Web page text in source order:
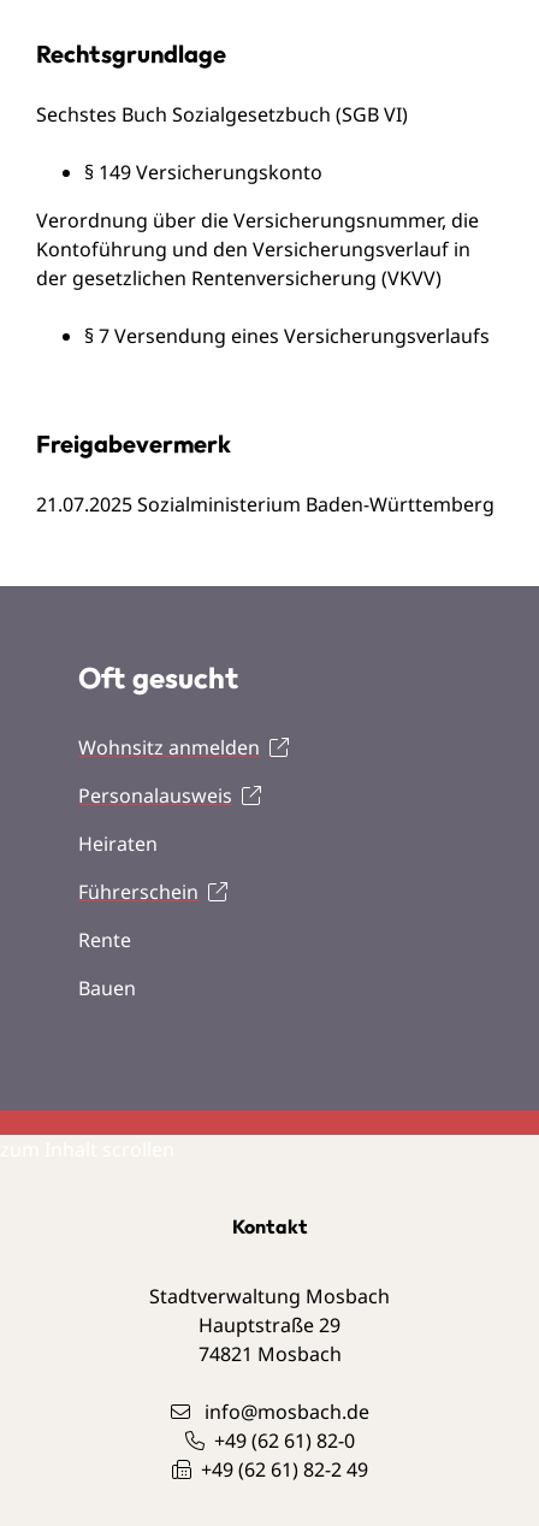
Rechtsgrundlage
Sechstes Buch Sozialgesetzbuch (SGB VI)
§ 149Versicherungskonto
Verordnung über die Versicherungsnummer, die
Kontoführung und den Versicherungsverlauf in
der gesetzlichen Rentenversicherung (VKVV)
§ 7Versendung eines Versicherungsverlaufs
Freigabevermerk
21.07.2025Sozialministerium Baden-Württemberg
Oft gesucht
Wohnsitz anmelden
Personalausweis
Heiraten
Führerschein
Rente
Bauen
Kontakt
Stadtverwaltung Mosbach
Hauptstraße 29
74821 Mosbach
info@mosbach.de
+49 (62 61) 82-0
+49 (62 61) 82-2 49